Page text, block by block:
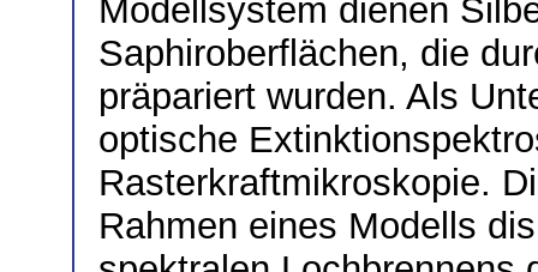
Modellsystem dienen
Saphiroberflächen, die
präpariert wurden. Als
optische
Rasterkraftmikroskopie.
Rahmen eines Modells